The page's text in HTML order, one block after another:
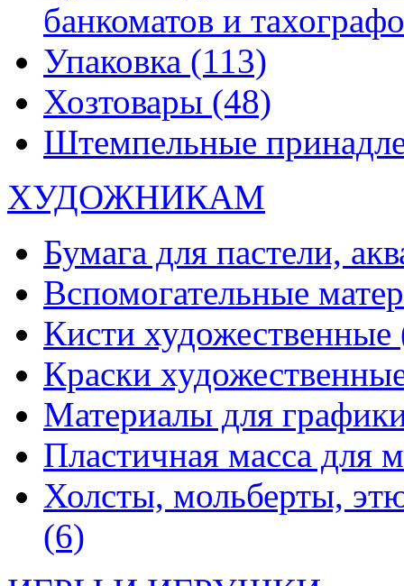
банкоматов и
Упаковка (113)
Хозтовары (48)
Штемпельные
ХУДОЖНИКАМ
Бумага для пастели,
Вспомогательные
Кисти художественные
Краски
Материалы для
Пластичная масса для
Холсты, мольберты,
(6)